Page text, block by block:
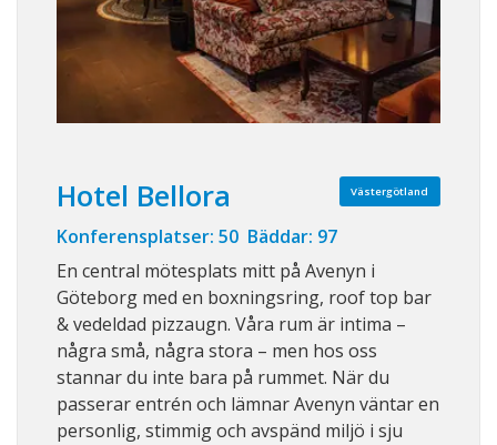
Västergötland
Hotel Bellora
Konferensplatser: 50 Bäddar: 97
En central mötesplats mitt på Avenyn i
Göteborg med en boxningsring, roof top bar
& vedeldad pizzaugn. Våra rum är intima –
några små, några stora – men hos oss
stannar du inte bara på rummet. När du
passerar entrén och lämnar Avenyn väntar en
personlig, stimmig och avspänd miljö i sju